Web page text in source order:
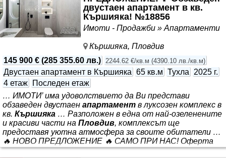
двустаен апартамент в кв.
Кършияка! №18856
Имоти - Продажби » Апартаменти
Кършияка, Пловдив
145 900 € (285 355.60 лв.) 2244.62 €/кв.м (4390.10 лв./кв.м)
Двустаен апартамент в Кършияка 65 кв.м Тухла
2025 г.
4 етаж
Последен етаж
… ИМОТИ’ има удоволствието да Ви представи
обзаведен двустаен апартамент в луксозен комплекс в
кв. Кършияка … Разположен в една от най-озеленените
и красиви части на Пловдив, комплексът ще
предоставя уютна атмосфера за своите обитатели …
🔥 НОВО ПРЕДЛОЖЕНИЕ 🔥 САМО ПРИ НАС! Оферта
18856 🏡 ’ГОЛД *** . ⮚ Разпределение: входно антре,